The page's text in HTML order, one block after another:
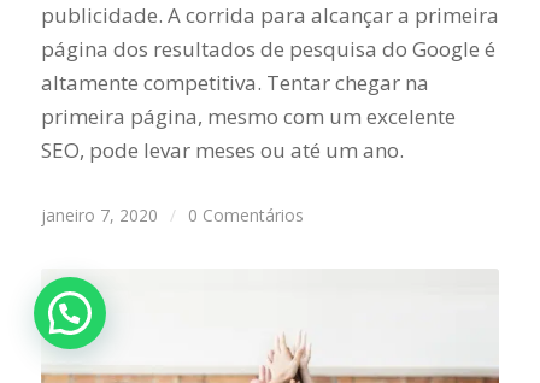
publicidade. A corrida para alcançar a primeira
página dos resultados de pesquisa do Google é
altamente competitiva. Tentar chegar na
primeira página, mesmo com um excelente
SEO, pode levar meses ou até um ano.
janeiro 7, 2020 / 0 Comentários